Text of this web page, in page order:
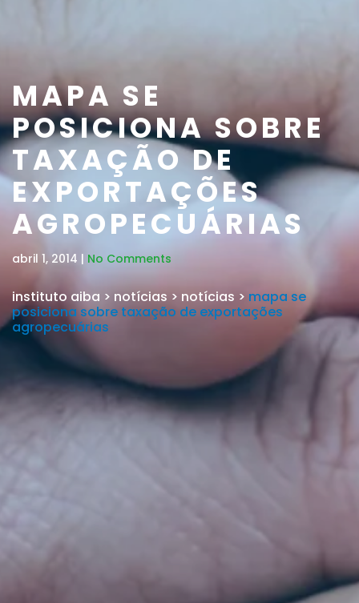
MAPA SE
POSICIONA SOBRE
TAXAÇÃO DE
EXPORTAÇÕES
AGROPECUÁRIAS
abril 1, 2014 | No Comments
instituto aiba > notícias > notícias > mapa se
posiciona sobre taxação de exportações
agropecuárias